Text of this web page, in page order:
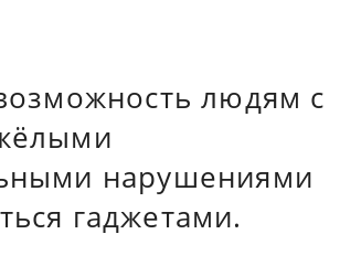
людям с
нарушениями
гаджетами.